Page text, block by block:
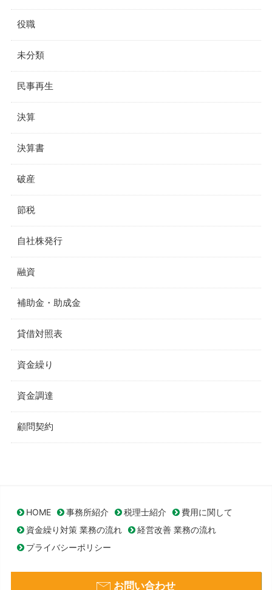
役職
未分類
民事再生
決算
決算書
破産
節税
自社株発行
融資
補助金・助成金
貸借対照表
資金繰り
資金調達
顧問契約
HOME 事務所紹介 税理士紹介
費用に関して
資金繰り対策 業務の流れ
経営改善 業務の流れ
プライバシーポリシー
お問い合わせ